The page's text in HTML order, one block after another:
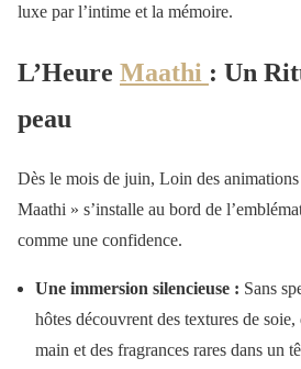
luxe par l’intime et la mémoire.
L’Heure Maathi : Un
peau
Dès le mois de juin, Loin des
Maathi » s’installe au bord de
comme une confidence.
Une immersion silencieuse : Sans
hôtes découvrent des textures de
main et des fragrances rares dans un